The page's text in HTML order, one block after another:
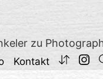
zu
Kontakt